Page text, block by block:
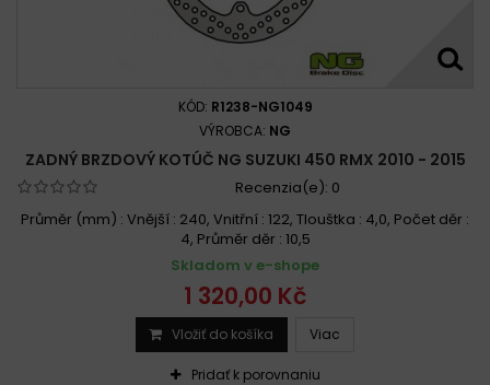
KÓD: R1238-NG1049
VÝROBCA: NG
ZADNÝ BRZDOVÝ KOTÚČ NG SUZUKI 450 RMX 2010 - 2015
Recenzia(e): 0
Průměr (mm) : Vnější : 240, Vnitřní : 122, Tlouštka : 4,0, Počet děr :
4, Průměr děr : 10,5
Skladom v e-shope
1 320,00 Kč
Vložiť do košíka Viac
Pridať k porovnaniu